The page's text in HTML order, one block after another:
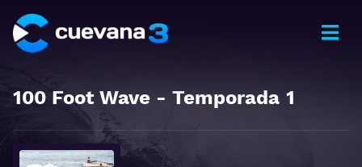
100 Foot Wave - Temporada 1
Ver